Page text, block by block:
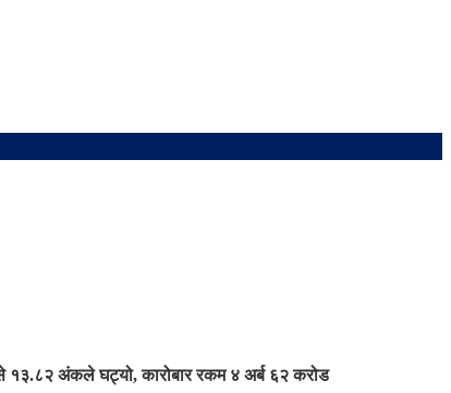
१३.८२ अंकले घट्यो, कारोबार रकम ४ अर्ब ६२ करोड